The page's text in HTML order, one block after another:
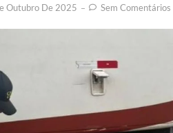
Outubro De 2025 Sem Comentários